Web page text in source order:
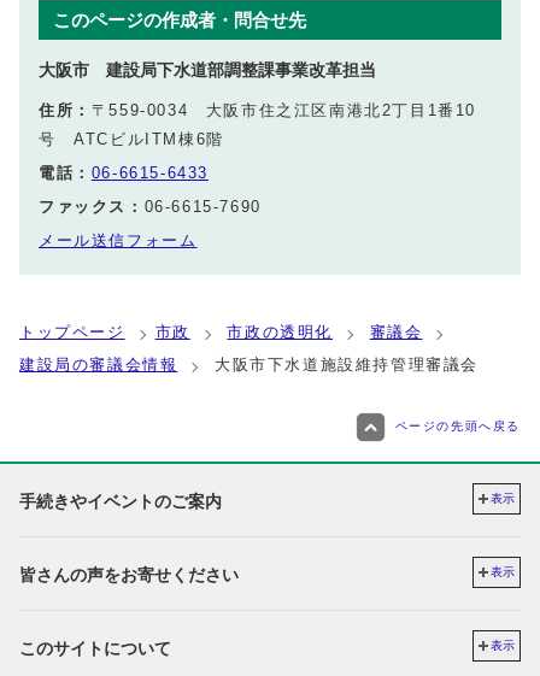
このページの作成者・問合せ先
大阪市 建設局下水道部調整課事業改革担当
住所： 〒559-0034 大阪市住之江区南港北2丁目1番10
号 ATCビルITM棟6階
電話： 06-6615-6433
ファックス： 06-6615-7690
メール送信フォーム
トップページ 市政 市政の透明化
審議会
建設局の審議会情報
大阪市下水道施設維持管理審議会
ページの先頭へ戻る
手続きやイベントのご案内 表示
皆さんの声をお寄せください 表示
このサイトについて 表示